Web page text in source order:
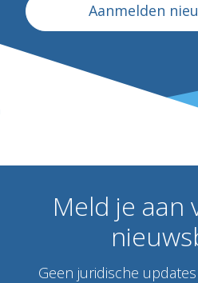
Aanmelden
Meld je aan
Geen juridische